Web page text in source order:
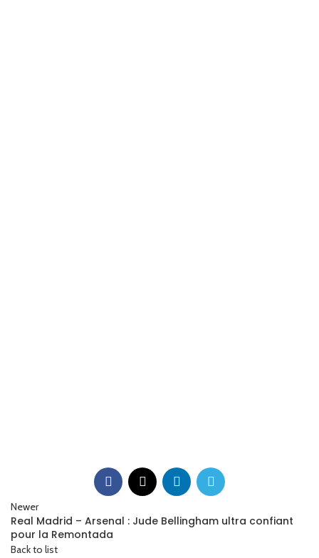
Newer
Real Madrid – Arsenal : Jude Bellingham ultra confiant
pour la Remontada
Back to list